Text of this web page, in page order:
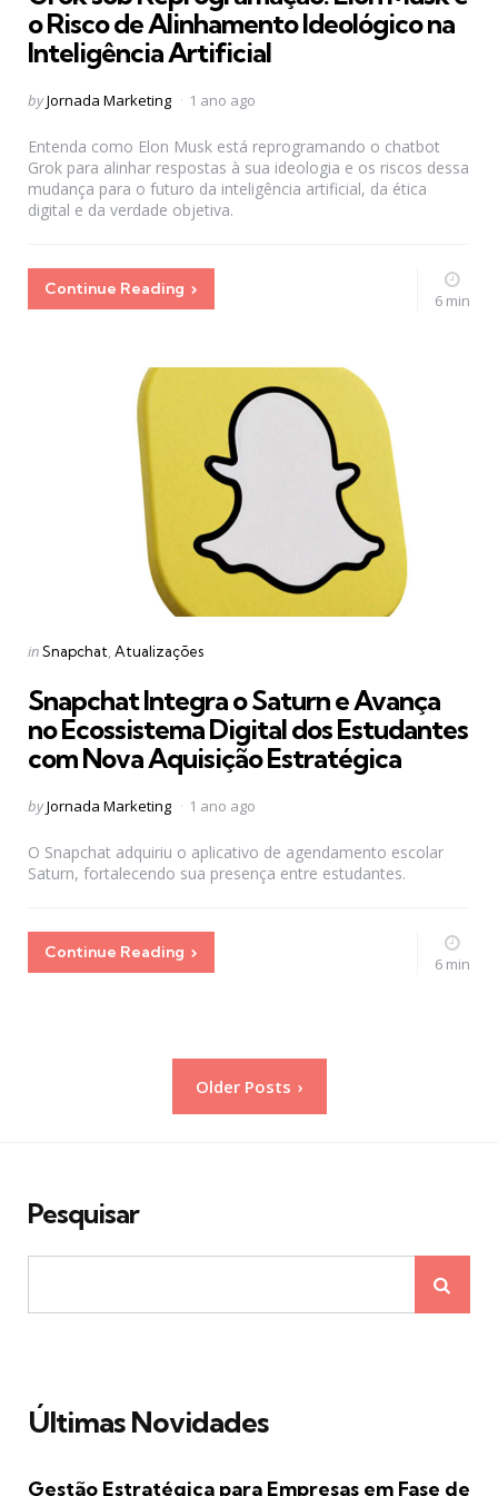
o Risco de Alinhamento Ideológico na
Inteligência Artificial
Posted
byJornada Marketing 1 ano ago
Entenda como Elon Musk está reprogramando o chatbot
Grok para alinhar respostas à sua ideologia e os riscos dessa
mudança para o futuro da inteligência artificial, da ética
digital e da verdade objetiva.
Continue Reading
6 min
Categories
Posted
inSnapchat Atualizações
Snapchat Integra o Saturn e Avança
no Ecossistema Digital dos Estudantes
com Nova Aquisição Estratégica
Posted
byJornada Marketing 1 ano ago
O Snapchat adquiriu o aplicativo de agendamento escolar
Saturn, fortalecendo sua presença entre estudantes.
Continue Reading
6 min
Older Posts
Pesquisar
Últimas Novidades
Gestão Estratégica para Empresas em Fase de